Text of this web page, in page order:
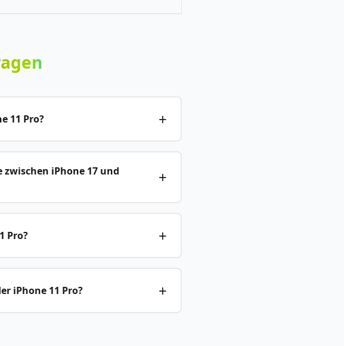
11 Pro?
iPhone 17 und
Pro?
iPhone 11 Pro?